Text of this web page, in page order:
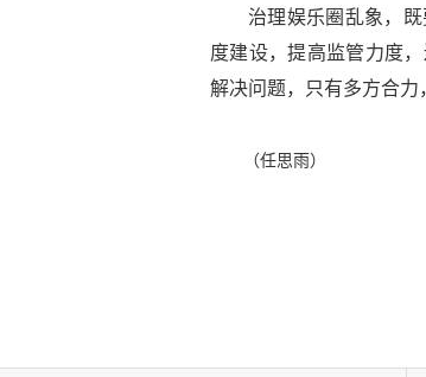
治理娱乐圈乱象，
度建设，提高监管力度
解决问题，只有多方合
（任思雨）